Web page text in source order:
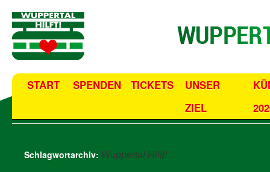
START SPENDEN TICKETS
UNSER
ZIEL
Schlagwortarchiv: Wuppertal Hilft!